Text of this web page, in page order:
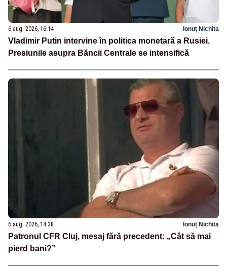
6 aug. 2026, 16:14 Ionuț Nichita
Vladimir Putin intervine în politica monetară a Rusiei.
Presiunile asupra Băncii Centrale se intensifică
6 aug. 2026, 14:38 Ionuț Nichita
Patronul CFR Cluj, mesaj fără precedent: „Cât să mai
pierd bani?”